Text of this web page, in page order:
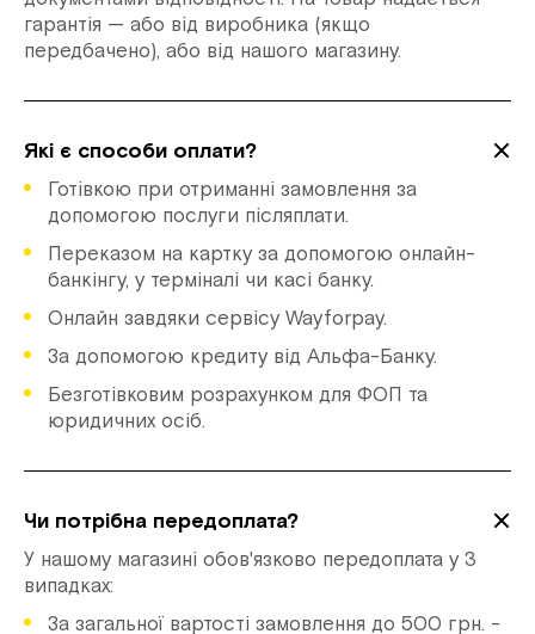
гарантія — або від виробника (якщо
передбачено), або від нашого магазину.
Які є способи оплати?
Готівкою при отриманні замовлення за
допомогою послуги післяплати.
Переказом на картку за допомогою онлайн-
банкінгу, у терміналі чи касі банку.
Онлайн завдяки сервісу Wayforpay.
За допомогою кредиту від Альфа-Банку.
Безготівковим розрахунком для ФОП та
юридичних осіб.
Чи потрібна передоплата?
У нашому магазині обов'язково передоплата у 3
випадках:
За загальної вартості замовлення до 500 грн. -